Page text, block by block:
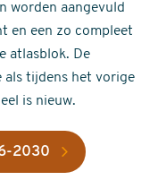
worden aangevuld
en een zo compleet
atlasblok. De
als tijdens het vorige
is nieuw.
2030